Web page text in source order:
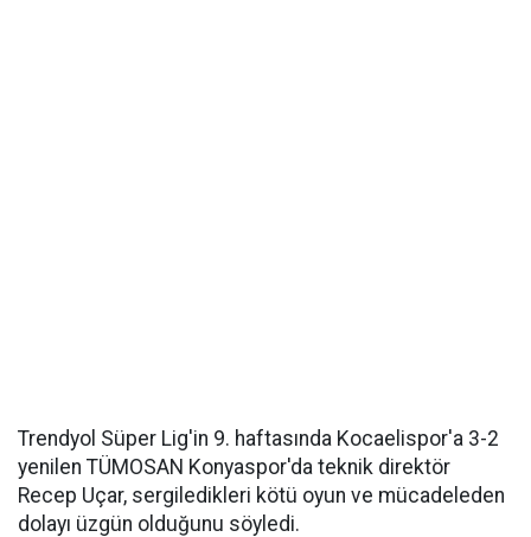
Trendyol Süper Lig'in 9. haftasında Kocaelispor'a 3-2
yenilen TÜMOSAN Konyaspor'da teknik direktör
Recep Uçar, sergiledikleri kötü oyun ve mücadeleden
dolayı üzgün olduğunu söyledi.